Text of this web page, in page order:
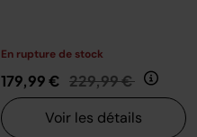
En rupture de stock
179,99 € Prix réduit de
229,99 € au
Voir les détails